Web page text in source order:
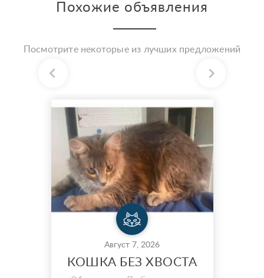
Похожие объявления
Посмотрите некоторые из лучших предложений
Август 7, 2026
КОШКА БЕЗ ХВОСТА